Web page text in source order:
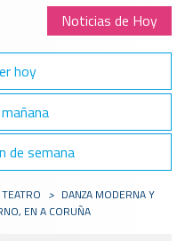
Noticias de Hoy
hoy
de semana
TEATRO > DANZA MODERNA Y
EN A CORUÑA